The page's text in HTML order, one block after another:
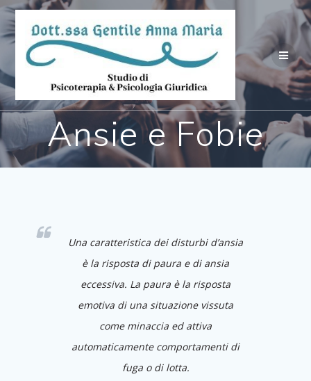
Salta
contenuto
Ansie e Fobie
Una caratteristica dei disturbi d’ansia
è la risposta di paura e di ansia
eccessiva. La paura è la risposta
emotiva di una situazione vissuta
come minaccia ed attiva
automaticamente comportamenti di
fuga o di lotta.